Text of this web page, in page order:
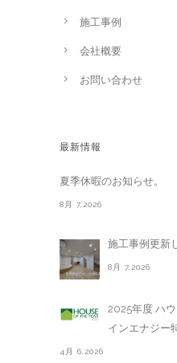
施工事例
会社概要
お問い合わせ
最新情報
夏季休暇のお知らせ。
8月 7,2026
施工事例更新
8月 7,2026
2025年度 ハ
インエナジー
4月 6,2026